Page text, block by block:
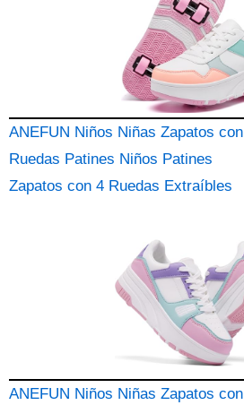
ANEFUN Niños Niñas Zapatos con
Ruedas Patines Niños Patines
Zapatos con 4 Ruedas Extraíbles
ANEFUN Niños Niñas Zapatos con